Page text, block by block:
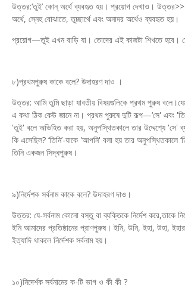
উত্তর:‘তুই’ কোন্ অর্থে ব্যবহৃত হয়। প্রয়োগ দেখাও।
অর্থে, স্নেহ বোঝাতে, তুচ্ছার্থে এবং অনাদর অর্থেও ব্যবহৃত হয়।
প্রয়োগ—তুই এখন বাড়ি যা। তোদের এই কাজটা শিখতে হবে।
৮)প্রথমপুরুষ কাকে বলে? উদাহরণ দাও ।
উত্তর: আমি তুমি ছাড়া যাবতীয় বিষয়গুলিকে প্রথম পুরুষ
এ কথা ঠিক কেউ জানে না। প্রথম পুরুষে দুটি রূপ—‘সে' এবং
'তুই' বলে অভিহিত করা হয়, অনুপস্থিতকালে তার উদ্দেশ্যে 'সে'
কি এসেছিল? ‘তিনি’-যাকে 'আপনি' বলা হয় তার অনুপস্থিতকালে
তিনি একজন সিদ্ধপুরুষ।
৯)নির্দেশক সর্বনাম কাকে বলে? উদাহরণ দাও।
উত্তর: যে-সর্বনাম কোনো বস্তু বা ব্যক্তিকে নির্দেশ করে,তাকে
ইনি আমাদের প্রতিষ্ঠানের প্রাণপুরুষ। ইনি, উনি, ইহা, উহা,
ইত্যাদি থাকলে নির্দেশক সর্বনাম হয়।
১০)নিদের্শক সর্বনামের ক-টি ভাগ ও কী কী ?